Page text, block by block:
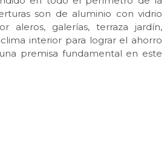
son de aluminio con vidrio
aleros, galerías, terraza jardín,
interior para lograr el ahorro
premisa fundamental en este